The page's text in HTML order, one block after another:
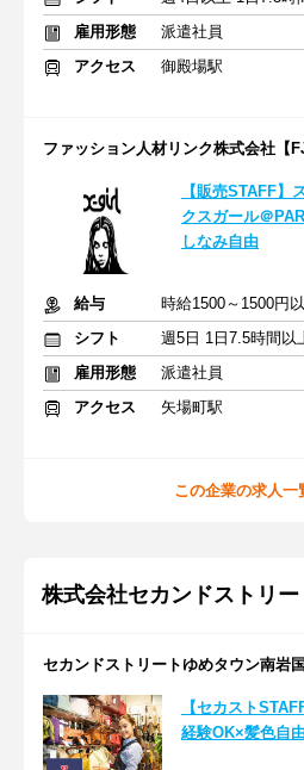
雇用形態
派遣社員
アクセス
御殿場駅
ファッション人材リンク株式会社【
【販売STAFF】
クスガール＠
しなみ自由
給与
時給1500～1500円
シフト
週5日 1日7.5時間以
雇用形態
派遣社員
アクセス
矢場町駅
この企業の求人一
株式会社セカンドストリー
セカンドストリートゆめタウン南岩
【セカスト
経験OK×髪色自